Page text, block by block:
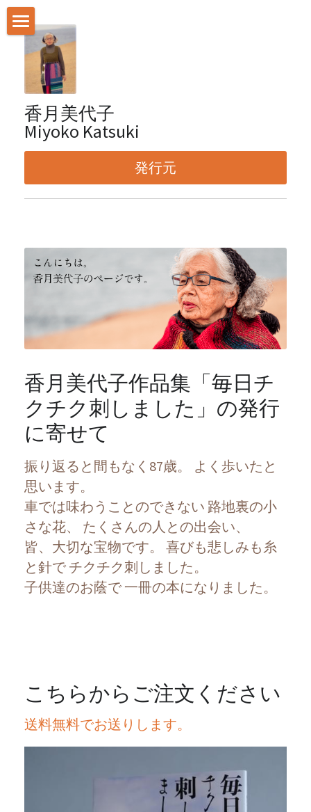
香月美代子
Miyoko Katsuki
発行元
メッセージ
作品集の販売
書店などでの購入方法
最新情報_InstagramとFacebook
お問い合わせはこちらから
発行元
香月美代子作品集「毎日チ
クチク刺しました」の発行
に寄せて
振り返ると間もなく87歳。 よく歩いたと
思います。
車では味わうことのできない 路地裏の小
さな花、 たくさんの人との出会い、
皆、大切な宝物です。 喜びも悲しみも糸
と針で チクチク刺しました。
子供達のお蔭で 一冊の本になりました。
こちらからご注文ください
送料無料でお送りします。
書籍販売